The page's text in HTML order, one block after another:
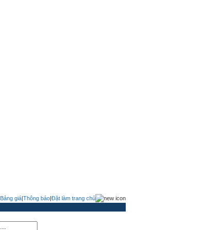
Bảng giá|Thông báo|Đặt làm trang chủ